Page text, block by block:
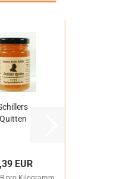
Quitten
EUR